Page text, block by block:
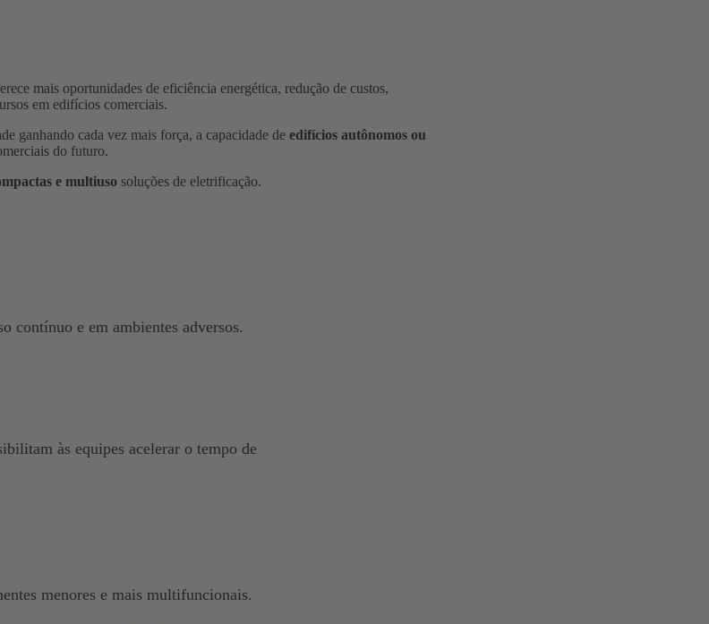
mais oportunidades de eficiência energética, redução de custos,
em edifícios comerciais.
ganhando cada vez mais força, a capacidade de edifícios autônomos ou
do futuro.
e multiuso soluções de eletrificação.
contínuo e em ambientes adversos.
às equipes acelerar o tempo de
menores e mais multifuncionais.